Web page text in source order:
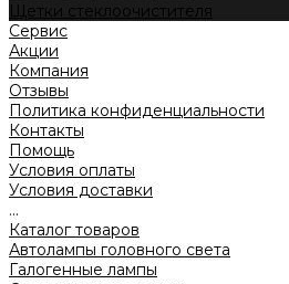
Щетки стеклоочистителя
Сервис
Акции
Компания
Отзывы
Политика конфиденциальности
Контакты
Помощь
Условия оплаты
Условия доставки
...
Каталог товаров
Автолампы головного света
Галогенные лампы